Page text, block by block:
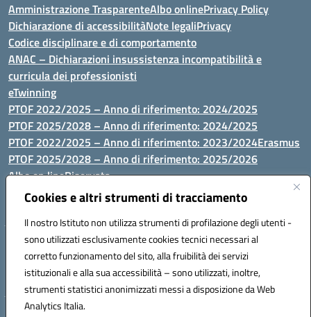
Cookies e altri strumenti di tracciamento
Il nostro Istituto non utilizza strumenti di profilazione degli utenti -
sono utilizzati esclusivamente cookies tecnici necessari al
corretto funzionamento del sito, alla fruibilità dei servizi
istituzionali e alla sua accessibilità – sono utilizzati, inoltre,
strumenti statistici anonimizzati messi a disposizione da Web
Analytics Italia.
Amministrazione TrasparenteAlbo onlinePrivacy Policy
Dichiarazione di accessibilitàNote legaliPrivacy
Codice disciplinare e di comportamento
ANAC – Dichiarazioni insussistenza incompatibilità e
curricula dei professionisti
eTwinning
PTOF 2022/2025 – Anno di riferimento: 2024/2025
PTOF 2025/2028 – Anno di riferimento: 2024/2025
PTOF 2022/2025 – Anno di riferimento: 2023/2024Erasmus
PTOF 2025/2028 – Anno di riferimento: 2025/2026
Albo on lineRiservata
P.N. Dotazione di attrezzature per le palestre
Via Luna e Sole, 44 07100, Sassari - Tel 079293287 - Fax 0793764116
- Mail: ssvc010009@istruzione.it - PEC: ssvc010009@pec.istruzione.it
- C.F. / P.IVA Convitto 80000150906 - C.F. Scuole 92073300904